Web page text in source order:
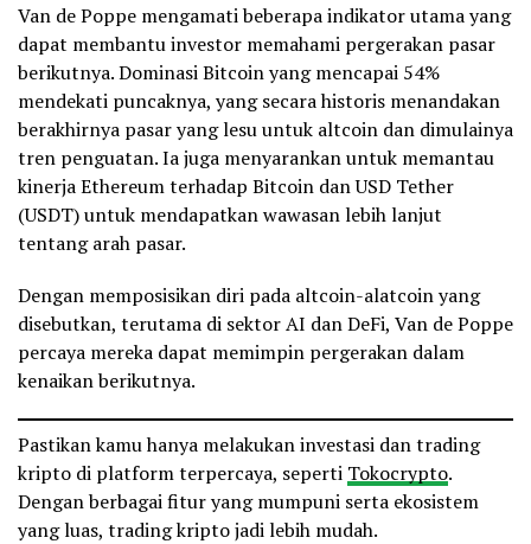
Van de Poppe mengamati beberapa indikator utama yang
dapat membantu investor memahami pergerakan pasar
berikutnya. Dominasi Bitcoin yang mencapai 54%
mendekati puncaknya, yang secara historis menandakan
berakhirnya pasar yang lesu untuk altcoin dan dimulainya
tren penguatan. Ia juga menyarankan untuk memantau
kinerja Ethereum terhadap Bitcoin dan USD Tether
(USDT) untuk mendapatkan wawasan lebih lanjut
tentang arah pasar.
Dengan memposisikan diri pada altcoin-alatcoin yang
disebutkan, terutama di sektor AI dan DeFi, Van de Poppe
percaya mereka dapat memimpin pergerakan dalam
kenaikan berikutnya.
Pastikan kamu hanya melakukan investasi dan trading
kripto di platform terpercaya, seperti Tokocrypto.
Dengan berbagai fitur yang mumpuni serta ekosistem
yang luas, trading kripto jadi lebih mudah.